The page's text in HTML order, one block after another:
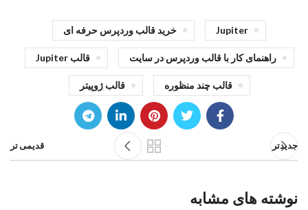
Jupiter خرید قالب وردپرس حرفه ای
راهنمای کار با قالب وردپرس در سایت قالب Jupiter
قالب چند منظوره قالب ژوپیتر
جدیدتر قدیمی تر
نوشته های مشابه